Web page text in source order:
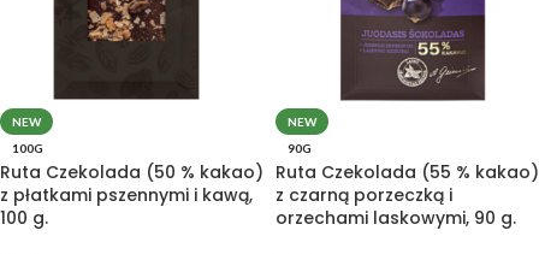
NEW
100G
Ruta Czekolada (50 % kakao)
z płatkami pszennymi i kawą,
100 g.
NEW
90G
Ruta Czekolada (55 % kakao)
z czarną porzeczką i
orzechami laskowymi, 90 g.